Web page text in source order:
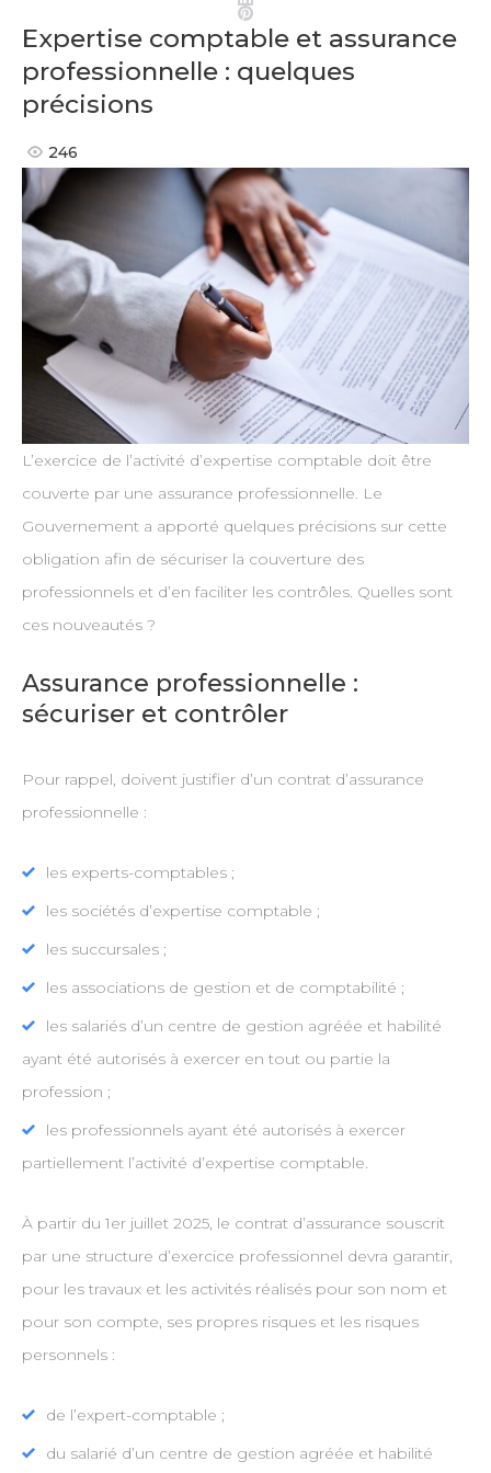
Pinterest
Expertise comptable et assurance
professionnelle : quelques
précisions
246
L’exercice de l’activité d’expertise comptable doit être
couverte par une assurance professionnelle. Le
Gouvernement a apporté quelques précisions sur cette
obligation afin de sécuriser la couverture des
professionnels et d’en faciliter les contrôles. Quelles sont
ces nouveautés ?
Assurance professionnelle :
sécuriser et contrôler
Pour rappel, doivent justifier d’un contrat d’assurance
professionnelle :
les experts-comptables ;
les sociétés d’expertise comptable ;
les succursales ;
les associations de gestion et de comptabilité ;
les salariés d’un centre de gestion agréée et habilité
ayant été autorisés à exercer en tout ou partie la
profession ;
les professionnels ayant été autorisés à exercer
partiellement l’activité d’expertise comptable.
À partir du 1er juillet 2025, le contrat d’assurance souscrit
par une structure d’exercice professionnel devra garantir,
pour les travaux et les activités réalisés pour son nom et
pour son compte, ses propres risques et les risques
personnels :
de l’expert-comptable ;
du salarié d’un centre de gestion agréée et habilité